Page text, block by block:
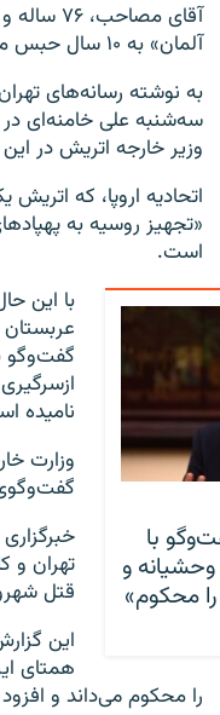
آقای
آلمان» به ۱۰ سال حبس محکوم شده بود اما چند ماه پیش موقتا از زندان آزاد شد.
سه‌شنبه علی خامنه‌ای در
وزیر خارجه اتریش در
«تجهیز روسیه به
است.
با
و
محکوم»
با این
گفت‌وگو
نامیده
وزارت
گفت‌وگوی
تهران و
قتل
این
همتای
را محکوم می‌داند و افزود